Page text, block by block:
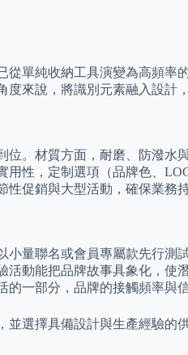
從單純收納工具演變為高頻
來說，將識別元素融入設計
。材質方面，耐磨、防潑
性，定制選項（品牌色、
促銷與大型活動，確保業務
小量聯名或會員專屬款先行
活動能把品牌故事具象化，
一部分，品牌的接觸頻率與
選擇具備設計與生產經驗